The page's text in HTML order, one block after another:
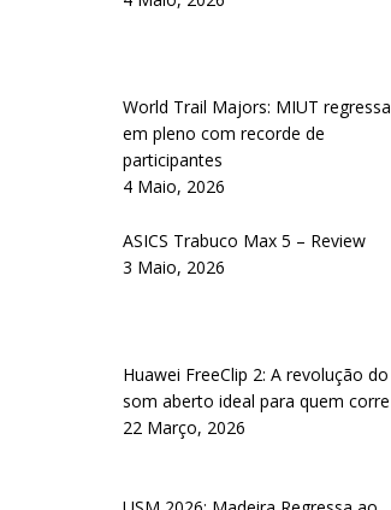
World Trail Majors: MIUT regressa
em pleno com recorde de
participantes
4 Maio, 2026
ASICS Trabuco Max 5 – Review
3 Maio, 2026
Huawei FreeClip 2: A revolução do
som aberto ideal para quem corre
22 Março, 2026